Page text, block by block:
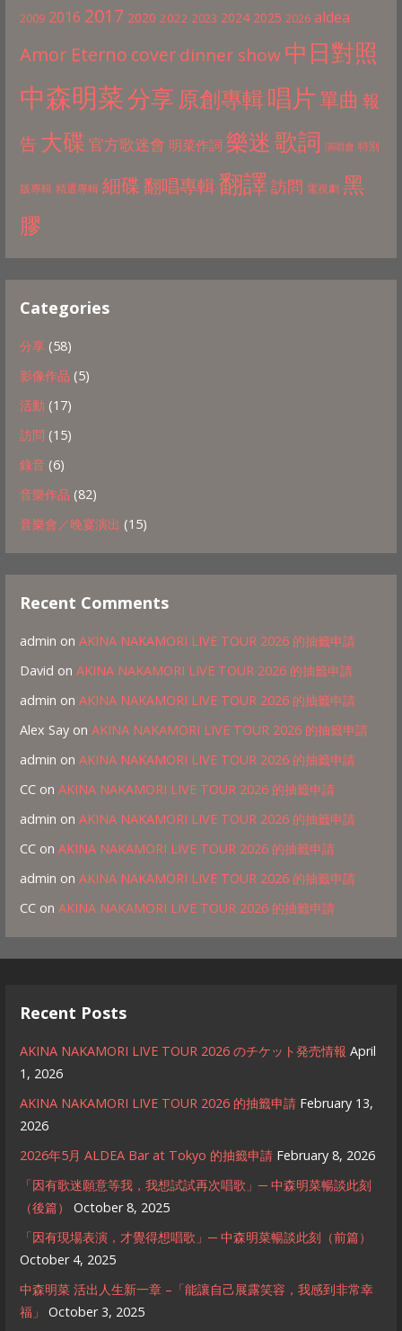
2009 2016 2017 2020 2022 2023 2024 2025 2026 aldea
Amor Eterno coverdinner show中日對照
中森明菜分享 原創專輯唱片單曲 報
告 大碟 官方歌迷會 明菜作詞 樂迷歌詞 演唱會 特別
版專輯 精選專輯 細碟翻唱專輯翻譯 訪問 電視劇 黑
膠
Categories
分享 (58)
影像作品 (5)
活動 (17)
訪問 (15)
錄音 (6)
音樂作品 (82)
音樂會／晚宴演出 (15)
Recent Comments
admin onAKINA NAKAMORI LIVE TOUR 2026 的抽籤申請
David onAKINA NAKAMORI LIVE TOUR 2026 的抽籤申請
admin onAKINA NAKAMORI LIVE TOUR 2026 的抽籤申請
Alex Say onAKINA NAKAMORI LIVE TOUR 2026 的抽籤申請
admin onAKINA NAKAMORI LIVE TOUR 2026 的抽籤申請
CC onAKINA NAKAMORI LIVE TOUR 2026 的抽籤申請
admin onAKINA NAKAMORI LIVE TOUR 2026 的抽籤申請
CC onAKINA NAKAMORI LIVE TOUR 2026 的抽籤申請
admin onAKINA NAKAMORI LIVE TOUR 2026 的抽籤申請
CC onAKINA NAKAMORI LIVE TOUR 2026 的抽籤申請
Recent Posts
AKINA NAKAMORI LIVE TOUR 2026 のチケット発売情報 April
1, 2026
AKINA NAKAMORI LIVE TOUR 2026 的抽籤申請 February 13,
2026
2026年5月 ALDEA Bar at Tokyo 的抽籤申請 February 8, 2026
「因有歌迷願意等我，我想試試再次唱歌」─ 中森明菜暢談此刻
（後篇）
October 8, 2025
「因有現場表演，才覺得想唱歌」─ 中森明菜暢談此刻（前篇）
October 4, 2025
中森明菜 活出人生新一章 –「能讓自己展露笑容，我感到非常幸
福」
October 3, 2025